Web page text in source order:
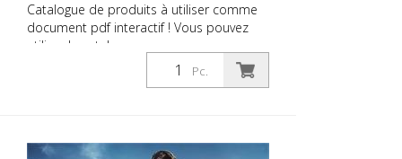
Catalogue de produits à utiliser comme
document pdf interactif ! Vous pouvez
utiliser le catalogue sous
Téléchargements dans la langue de votre
choix. Si vous avez également besoin du
très facilement en cliquant sur l'image
Pc.